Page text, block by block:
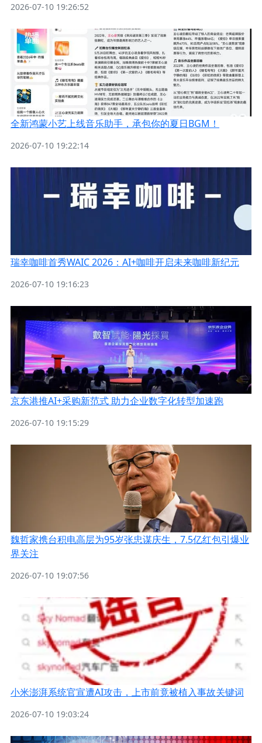
2026-07-10 19:26:52
全新鸿蒙小艺上线音乐助手，承包你的夏日BGM！
2026-07-10 19:22:14
瑞幸咖啡首秀WAIC 2026：AI+咖啡开启未来咖啡新纪元
2026-07-10 19:16:23
京东港推AI+采购新范式 助力企业数字化转型加速跑
2026-07-10 19:15:29
魏哲家携台积电高层为95岁张忠谋庆生，7.5亿红包引爆业
界关注
2026-07-10 19:07:56
小米澎湃系统官宣遭AI攻击，上市前竟被植入事故关键词
2026-07-10 19:03:24